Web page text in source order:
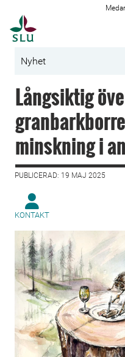
Nyhet
Långsiktig
minskning i
PUBLICERAD: 19 MAJ 2025
KONTAKT